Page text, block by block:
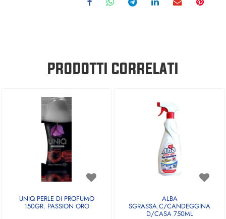
PRODOTTI CORRELATI
UNIQ PERLE DI PROFUMO
150GR. PASSION ORO
ALBA
SGRASSA.C/CANDEGGINA
D/CASA 750ML